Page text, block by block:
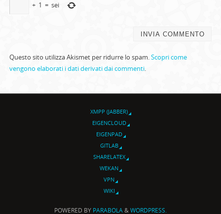
+ 1 = sei
Questo sito utilizza Akismet per ridurre lo spam.Scopri come
vengono elaborati i dati derivati dai commenti.
XMPP (JABBER)
EIGENCLOUD
EIGENPAD
GITLAB
SHARELATEX
WEKAN
VPN
WIKI
POWERED BY PARABOLA&WORDPRESS.